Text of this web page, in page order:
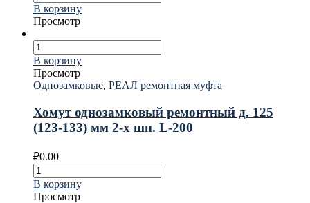
В корзину
Просмотр
В корзину
Просмотр
Однозамковые, РЕАЛ ремонтная муфта
Хомут однозамковый ремонтный д. 125
(123-133) мм 2-х шп. L-200
₽0.00
В корзину
Просмотр